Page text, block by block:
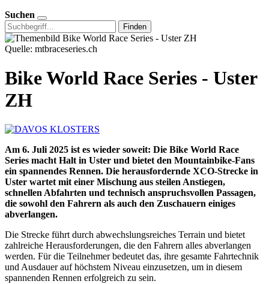
Suchen
Finden
Quelle: mtbraceseries.ch
Bike World Race Series - Uster
ZH
Am 6. Juli 2025 ist es wieder soweit: Die Bike World Race
Series macht Halt in Uster und bietet den Mountainbike-Fans
ein spannendes Rennen. Die herausfordernde XCO-Strecke in
Uster wartet mit einer Mischung aus steilen Anstiegen,
schnellen Abfahrten und technisch anspruchsvollen Passagen,
die sowohl den Fahrern als auch den Zuschauern einiges
abverlangen.
Die Strecke führt durch abwechslungsreiches Terrain und bietet
zahlreiche Herausforderungen, die den Fahrern alles abverlangen
werden. Für die Teilnehmer bedeutet das, ihre gesamte Fahrtechnik
und Ausdauer auf höchstem Niveau einzusetzen, um in diesem
spannenden Rennen erfolgreich zu sein.